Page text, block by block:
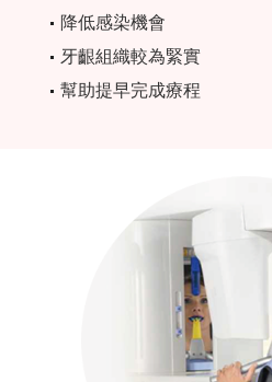
降低感染機會
牙齦組織較為緊實
幫助提早完成療程